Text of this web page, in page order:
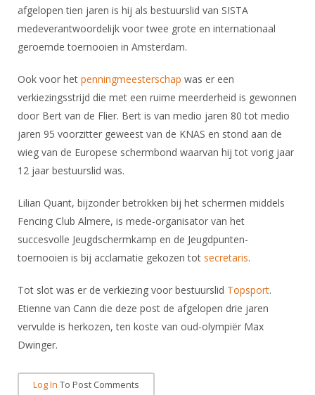
Website
Gebruiksvoorwaarden
Historie
Organisatie
Bestuur
Commissies
Ereleden
Vacatures
Contact
Medewerkers
Samenwerking
Formulieren
Alle Verenigingen
Nieuws
Verenigingsondersteuning
Wedstrijdsport
Ranglijsten
Reglementen
Schermpaspoort
Rolstoelschermen
Wedstrijdkalender
KNAS Keurmerk
Veteranenwedstrijden
Nieuws
DBT
Talentontwikkeling
Atletencommissie
Internationale Titeltoernooien
Jeugdkampen
Brassardsysteem
Voor coaches en leraren
Nieuws
Internationale opleidingen
Opleidingen
Leraar
Voor scheidsrechters
Nieuws
Scheidsrechterslijst
Scheidsrechter Documentatie
Opleidingen
Archief
Nieuws
NK organiseren
afgelopen tien jaren is hij als bestuurslid van SISTA
medeverantwoordelijk voor twee grote en internationaal
geroemde toernooien in Amsterdam.
Ook voor het penningmeesterschap was er een
verkiezingsstrijd die met een ruime meerderheid is gewonnen
door Bert van de Flier. Bert is van medio jaren 80 tot medio
jaren 95 voorzitter geweest van de KNAS en stond aan de
wieg van de Europese schermbond waarvan hij tot vorig jaar
12 jaar bestuurslid was.
Lilian Quant, bijzonder betrokken bij het schermen middels
Fencing Club Almere, is mede-organisator van het
succesvolle Jeugdschermkamp en de Jeugdpunten-
toernooien is bij acclamatie gekozen tot secretaris.
Tot slot was er de verkiezing voor bestuurslid Topsport.
Etienne van Cann die deze post de afgelopen drie jaren
vervulde is herkozen, ten koste van oud-olympiër Max
Dwinger.
Log In To Post Comments